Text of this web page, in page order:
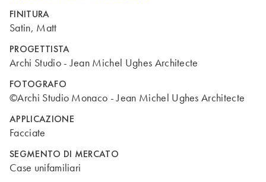
FINITURA
Satin, Matt
PROGETTISTA
Archi Studio - Jean Michel Ughes Architecte
FOTOGRAFO
©Archi Studio Monaco - Jean Michel Ughes Architecte
APPLICAZIONE
Facciate
SEGMENTO DI MERCATO
Case unifamiliari